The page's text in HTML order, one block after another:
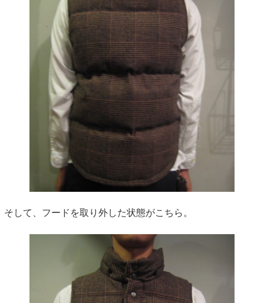
そして、フードを取り外した状態がこちら。